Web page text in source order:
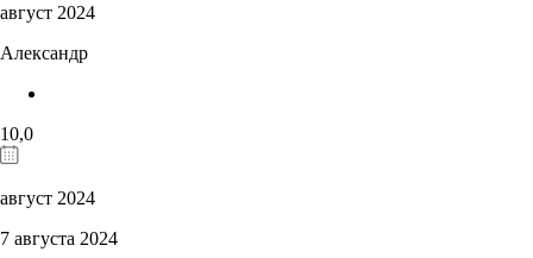
август 2024
Александр
10,0
август 2024
7 августа 2024